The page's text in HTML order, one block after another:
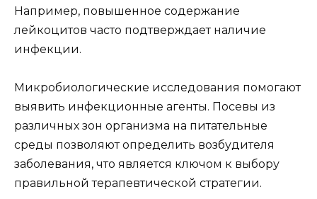
Например, повышенное содержание
лейкоцитов часто подтверждает наличие
инфекции.
Микробиологические исследования помогают
выявить инфекционные агенты. Посевы из
различных зон организма на питательные
среды позволяют определить возбудителя
заболевания, что является ключом к выбору
правильной терапевтической стратегии.